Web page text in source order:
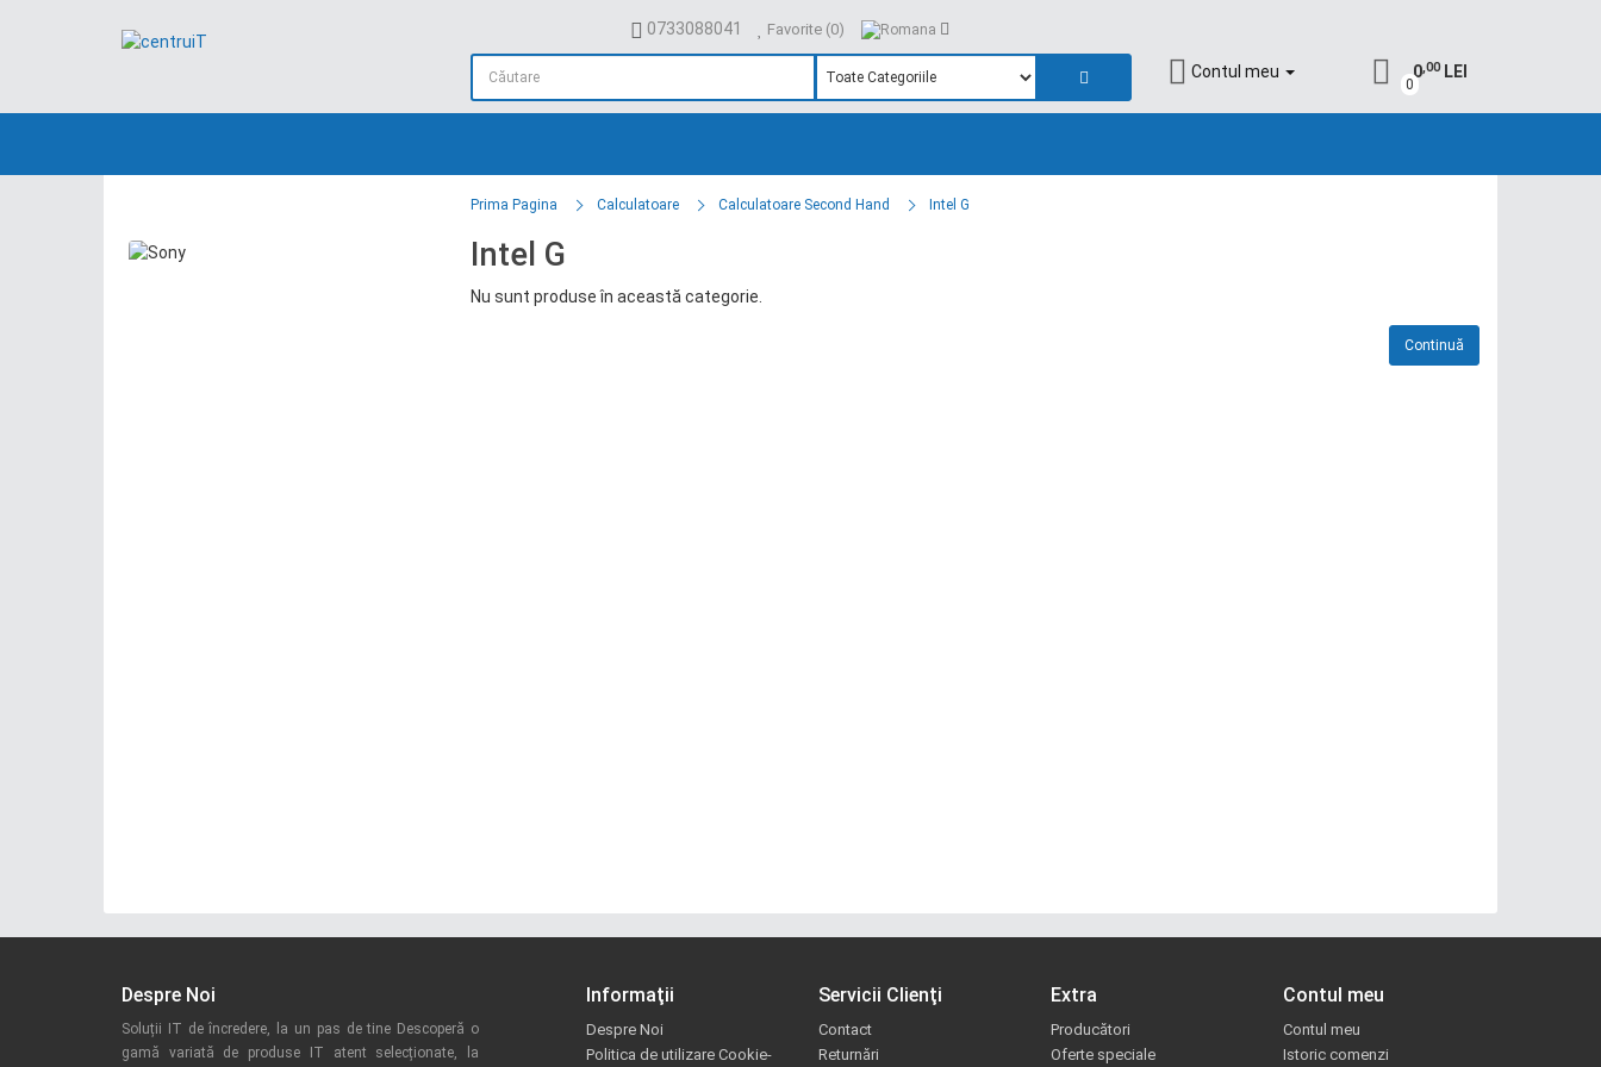
0733088041 Favorite (0)
Contul meu
0
0,00LEI
Prima Pagina Calculatoare Calculatoare Second Hand Intel G
Intel G
Nu sunt produse în această categorie.
Continuă
Despre Noi
Soluții IT de încredere, la un pas de tine Descoperă o
gamă variată de produse IT atent selecționate, la
Informaţii
Despre Noi
Politica de utilizare Cookie-
Servicii Clienţi
Contact
Returnări
Extra
Producători
Oferte speciale
Contul meu
Contul meu
Istoric comenzi